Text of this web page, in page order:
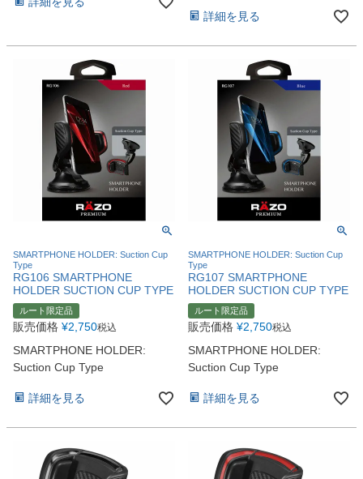
詳細を見る
SMARTPHONE HOLDER: Suction Cup
Type
RG106 SMARTPHONE
HOLDER SUCTION CUP TYPE
ルート限定品
販売価格 ¥2,750税込
SMARTPHONE HOLDER:
Suction Cup Type
詳細を見る
SMARTPHONE HOLDER: Suction Cup
Type
RG107 SMARTPHONE
HOLDER SUCTION CUP TYPE
ルート限定品
販売価格 ¥2,750税込
SMARTPHONE HOLDER:
Suction Cup Type
詳細を見る